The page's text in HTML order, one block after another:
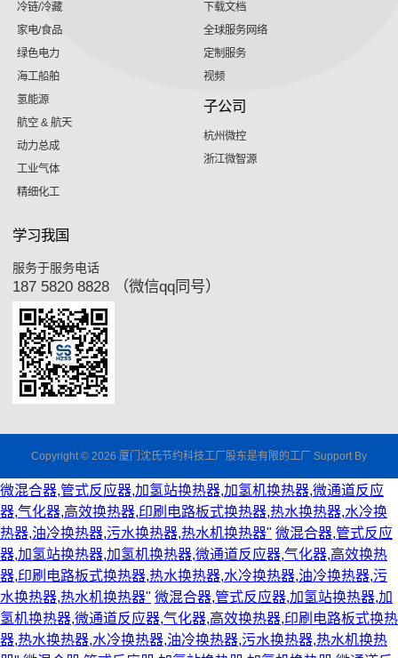
冷链/冷藏
家电/食品
绿色电力
海工船舶
氢能源
航空 & 航天
动力总成
工业气体
精细化工
下载文档
全球服务网络
定制服务
视频
子公司
杭州微控
浙江微智源
学习我国
服务于服务电话
187 5820 8828 （微信qq同号）
Copyright © 2026 厦门沈氏节约科技工厂股东是有限的工厂 Support By
微混合器,管式反应器,加氢站换热器,加氢机换热器,微通道反应
器,气化器,高效换热器,印刷电路板式换热器,热水换热器,水冷换
热器,油冷换热器,污水换热器,热水机换热器" 微混合器,管式反应
器,加氢站换热器,加氢机换热器,微通道反应器,气化器,高效换热
器,印刷电路板式换热器,热水换热器,水冷换热器,油冷换热器,污
水换热器,热水机换热器" 微混合器,管式反应器,加氢站换热器,加
氢机换热器,微通道反应器,气化器,高效换热器,印刷电路板式换热
器,热水换热器,水冷换热器,油冷换热器,污水换热器,热水机换热